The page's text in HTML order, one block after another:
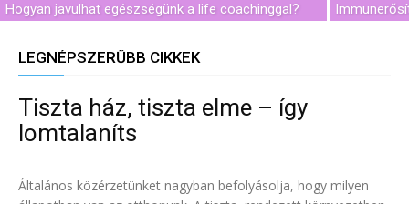
Hogyan javulhat egészségünk a life coachinggal?
LEGNÉPSZERŰBB CIKKEK
Tiszta ház, tiszta elme – így
lomtalaníts
Egyéb
Általános közérzetünket nagyban befolyásolja, hogy milyen